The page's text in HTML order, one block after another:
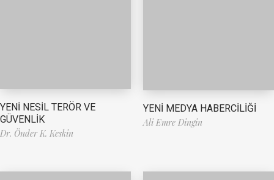
YENİ NESİL TERÖR VE
GÜVENLİK
Dr. Önder K. Keskin
YENİ MEDYA HABERCİLİĞİ
Ali Emre Dingin